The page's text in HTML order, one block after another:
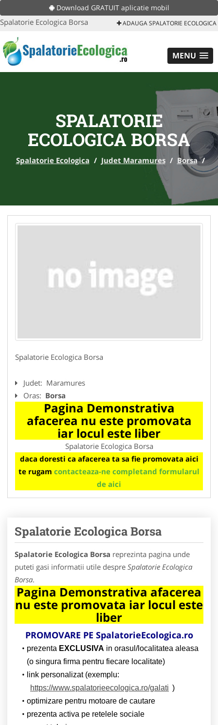
Download GRATUIT aplicatie mobil
Spalatorie Ecologica Borsa ADAUGA SPALATORIE ECOLOGICA
MENU
SPALATORIE
ECOLOGICA BORSA
Spalatorie Ecologica / Judet Maramures / Borsa /
Spalatorie Ecologica Borsa
Judet: Maramures
Oras: Borsa
Pagina Demonstrativa
afacerea nu este promovata
iar locul este liber
Spalatorie Ecologica Borsa
daca doresti ca afacerea ta sa fie promovata aici
te rugam contacteaza-ne completand formularul
de aici
Spalatorie Ecologica Borsa
Spalatorie Ecologica Borsa reprezinta pagina unde
puteti gasi informatii utile despre Spalatorie Ecologica
Borsa.
Pagina Demonstrativa afacerea
nu este promovata iar locul este
liber
PROMOVARE PE SpalatorieEcologica.ro
prezenta EXCLUSIVA in orasul/localitatea aleasa
(o singura firma pentru fiecare localitate)
link personalizat (exemplu:
https://www.spalatorieecologica.ro/galati )
optimizare pentru motoare de cautare
prezenta activa pe retelele sociale